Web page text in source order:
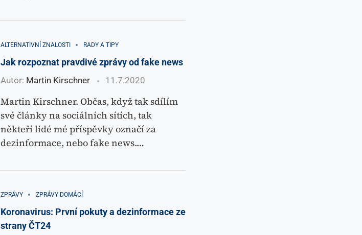
ALTERNATIVNÍ ZNALOSTI RADY A TIPY
Jak rozpoznat pravdivé zprávy od fake news
Autor: Martin Kirschner 11.7.2020
Martin Kirschner. Občas, když tak sdílím
své články na sociálních sítích, tak
někteří lidé mé příspěvky označí za
dezinformace, nebo fake news.…
ZPRÁVY ZPRÁVY DOMÁCÍ
Koronavirus: První pokuty a dezinformace ze
strany ČT24